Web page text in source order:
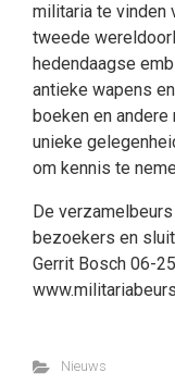
militaria te vinden
tweede
hedendaagse
antieke wapens
boeken en
unieke
om kennis te
De
bezoekers en
Gerrit Bosch 06-
Nieuws